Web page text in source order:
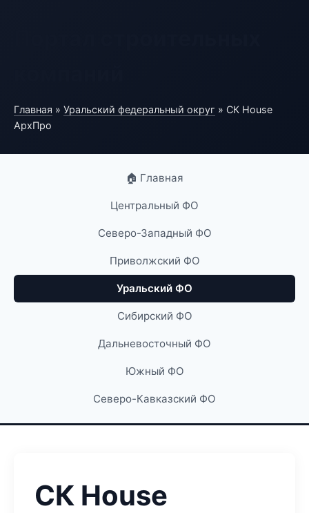
Главная » Уральский федеральный округ » СК House
АрхПро
🏠 Главная
Центральный ФО
Северо-Западный ФО
Приволжский ФО
Уральский ФО
Сибирский ФО
Дальневосточный ФО
Южный ФО
Северо-Кавказский ФО
СК House